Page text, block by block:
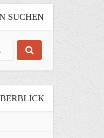
SUCHEN